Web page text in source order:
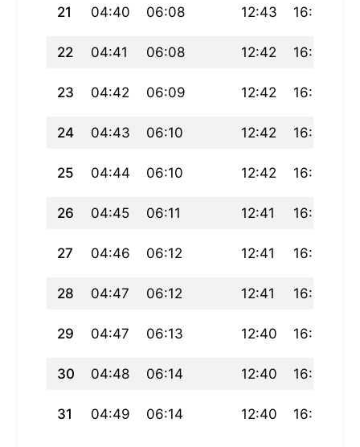
21 04:40 06:08 12:43 16:21
22 04:41 06:08 12:42 16:21
23 04:42 06:09 12:42 16:20
24 04:43 06:10 12:42 16:20
25 04:44 06:10 12:42 16:19
26 04:45 06:11 12:41 16:19
27 04:46 06:12 12:41 16:18
28 04:47 06:12 12:41 16:18
29 04:47 06:13 12:40 16:17
30 04:48 06:14 12:40 16:17
31 04:49 06:14 12:40 16:16